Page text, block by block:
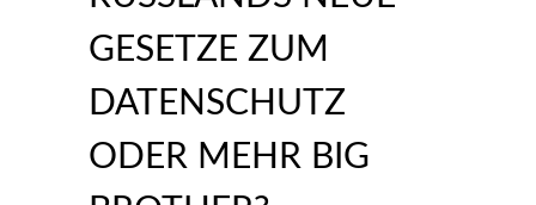
GESETZE ZUM
DATENSCHUTZ
ODER MEHR BIG